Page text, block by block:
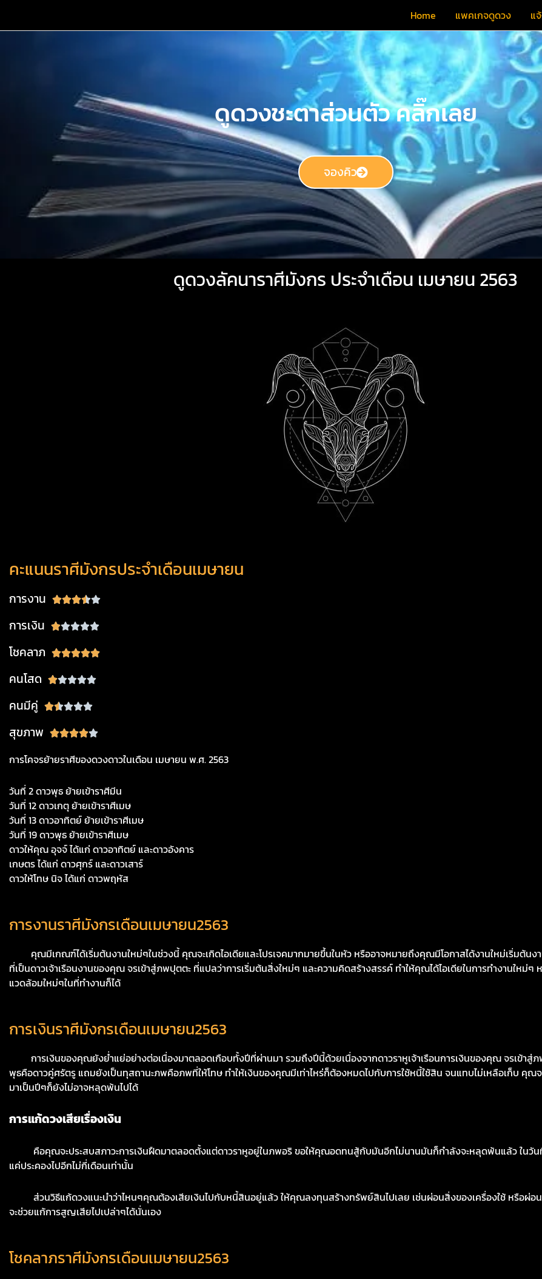
content
Home แพคเกจดูดวง แ
ดูดวงชะตาส่วนตัว คลิ๊กเลย
จองคิว
ดูดวงลัคนาราศีมังกร ประจำเดือน เมษายน 2563
คะแนนราศีมังกรประจำเดือนเมษายน
การงาน Rated
การเงิน Rated
out
โชคลาภ Rated
คนโสด Rated
5
คนมีคู่ Rated
out
5
สุขภาพ Rated
out
5
การโคจรย้ายราศีของดวงดาวในเดือน เมษายน พ.ศ. 2563
วันที่ 2 ดาวพุธ ย้ายเข้าราศีมีน
วันที่ 12 ดาวเกตุ ย้ายเข้าราศีเมษ
วันที่ 13 ดาวอาทิตย์ ย้ายเข้าราศีเมษ
วันที่ 19 ดาวพุธ ย้ายเข้าราศีเมษ
ดาวให้คุณ อุจจ์ ได้แก่ ดาวอาทิตย์ และดาวอังคาร
เกษตร ได้แก่ ดาวศุกร์ และดาวเสาร์
ดาวให้โทษ นิจ ได้แก่ ดาวพฤหัส
การงานราศีมังกรเดือนเมษายน2563
คุณมีเกณฑ์ได้เริ่มต้นงานใหม่ๆในช่วงนี้ คุณจะเกิดไอเดียและโปรเจคมากมายขึ้นในหัว หรืออาจหมายถึงคุณมีโอกาสได้งานใหม่เริ่มต้นง
ที่เป็นดาวเจ้าเรือนงานของคุณ จรเข้าสู่ภพปุตตะ ที่แปลว่าการเริ่มต้นสิ่งใหม่ๆ และความคิดสร้างสรรค์ ทำให้คุณได้ไอเดียในการทำงานใหม่
แวดล้อมใหม่ๆในที่ทำงานก็ได้
การเงินราศีมังกรเดือนเมษายน2563
การเงินของคุณยังย่ำแย่อย่างต่อเนื่องมาตลอดเกือบทั้งปีที่ผ่านมา รวมถึงปีนี้ด้วยเนื่องจากดาวราหูเจ้าเรือนการเงินของคุณ จรเข้าสู่ภ
พุธคือดาวคู่ศรัตรู แถมยังเป็นทุสถานะภพคือภพที่ให้โทษ ทำให้เงินของคุณมีเท่าไหร่ก็ต้องหมดไปกับการใช้หนี้ใช้สิน จนแทบไม่เหลือเก็บ คุณ
มาเป็นปีๆก็ยังไม่อาจหลุดพ้นไปได้
การแก้ดวงเสียเรื่องเงิน
คือคุณจะประสบสภาวะการเงินฝืดมาตลอดตั้งแต่ดาวราหูอยู่ในภพอริ ขอให้คุณอดทนสู้กับมันอีกไม่นานมันก็กำลังจะหลุดพ้นแล้ว ในวั
แค่ประคองไปอีกไม่กี่เดือนเท่านั้น
ส่วนวิธีแก้ดวงแนะนำว่าไหนๆคุณต้องเสียเงินไปกับหนี้สินอยู่แล้ว ให้คุณลงทุนสร้างทรัพย์สินไปเลย เช่นผ่อนสิ่งของเครื่องใช้ หรือผ่อน
จะช่วยแก้การสูญเสียไปเปล่าๆได้นั่นเอง
โชคลาภราศีมังกรเดือนเมษายน2563